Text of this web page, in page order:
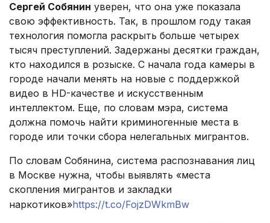
Сергей Собянин уверен, что она уже показала
свою эффективность. Так, в прошлом году такая
технология помогла раскрыть больше четырех
тысяч преступлений. Задержаны десятки граждан,
кто находился в розыске. С начала года камеры в
городе начали менять на новые с поддержкой
видео в HD-качестве и искусственным
интеллектом. Еще, по словам мэра, система
должна помочь найти криминогенные места в
городе или точки сбора нелегальных мигрантов.
По словам Собянина, система распознавания лиц
в Москве нужна, чтобы выявлять «места
скопления мигрантов и закладки
наркотиков»https://t.co/FojzDWkmBw